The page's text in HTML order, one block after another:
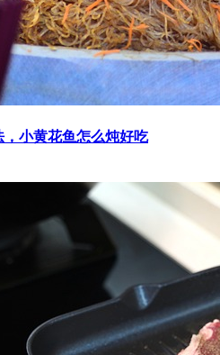
小黄花鱼怎么炖好吃